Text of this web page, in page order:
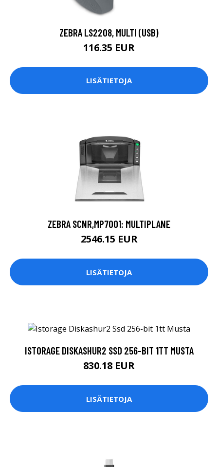
ZEBRA LS2208, MULTI (USB)
116.35 EUR
LISÄTIETOJA
ZEBRA SCNR,MP7001: MULTIPLANE
2546.15 EUR
LISÄTIETOJA
ISTORAGE DISKASHUR2 SSD 256-BIT 1TT MUSTA
830.18 EUR
LISÄTIETOJA